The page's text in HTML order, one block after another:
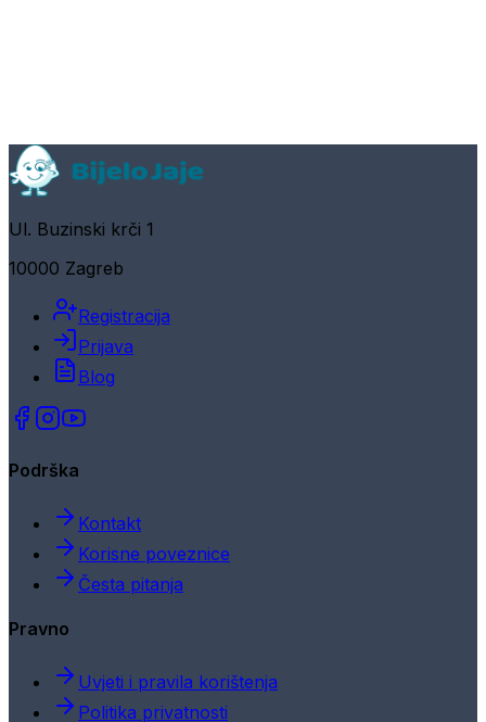
Ul. Buzinski krči 1
10000 Zagreb
Registracija
Prijava
Blog
Podrška
Kontakt
Korisne poveznice
Česta pitanja
Pravno
Uvjeti i pravila korištenja
Politika privatnosti